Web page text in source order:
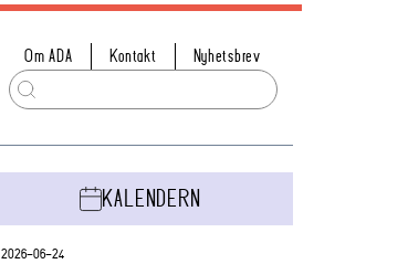
Om ADA Kontakt Nyhetsbrev
KALENDERN
2026-06-24